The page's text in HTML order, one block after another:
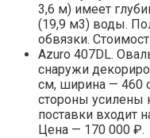
3,6 м) имеет
(19,9 м3) воды.
обвязки.
Azuro 407DL.
снаружи
см, ширина — 460
стороны усилены
поставки входит
Цена — 170 000 ₽.